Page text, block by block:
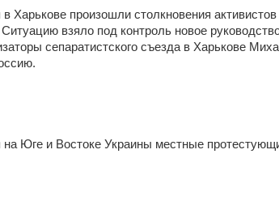
Харькове произошли столкновения
взяло под контроль новое
сепаратистского съезда в Харькове
Юге и Востоке Украины местные